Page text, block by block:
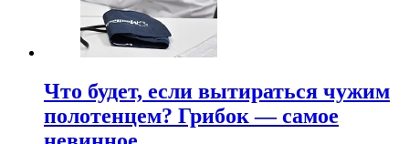
Что будет, если вытираться чужим
полотенцем? Грибок — самое